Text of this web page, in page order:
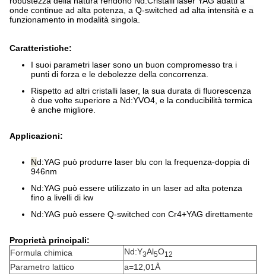
onde continue ad alta potenza, a Q-switched ad alta intensità e a
funzionamento in modalità singola.
Caratteristiche:
I suoi parametri laser sono un buon compromesso tra i
punti di forza e le debolezze della concorrenza.
Rispetto ad altri cristalli laser, la sua durata di fluorescenza
è due volte superiore a Nd:YVO4, e la conducibilità termica
è anche migliore.
Applicazioni:
Nd:YAG può produrre laser blu con la frequenza-doppia di
946nm
Nd:YAG può essere utilizzato in un laser ad alta potenza
fino a livelli di kw
Nd:YAG può essere Q-switched con Cr4+YAG direttamente
Proprietà principali:
Formula chimica
Nd:Y3Al5O12
Parametro lattico
a=12,01Å